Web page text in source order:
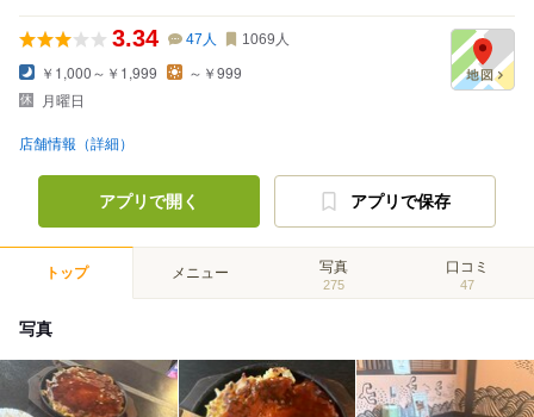
3.34 47 人 1069 人
￥1,000～￥1,999
～￥999
月曜日
店舗情報（詳細）
アプリで開く アプリで保存
トップ メニュー 写真
275
口コミ
47
写真